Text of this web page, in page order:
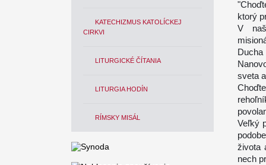
KATECHIZMUS KATOLÍCKEJ
CIRKVI
LITURGICKÉ ČÍTANIA
LITURGIA HODÍN
RÍMSKY MISÁL
ktorý
V
sveta
Veľký
života
nech